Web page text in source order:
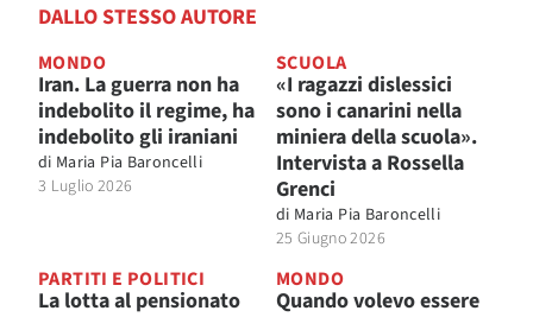
DALLO STESSO AUTORE
MONDO
Iran. La guerra non ha
indebolito il regime, ha
indebolito gli iraniani
di Maria Pia Baroncelli
3 Luglio 2026
SCUOLA
«I ragazzi dislessici
sono i canarini nella
miniera della scuola».
Intervista a Rossella
Grenci
di Maria Pia Baroncelli
25 Giugno 2026
PARTITI E POLITICI
La lotta al pensionato
MONDO
Quando volevo essere